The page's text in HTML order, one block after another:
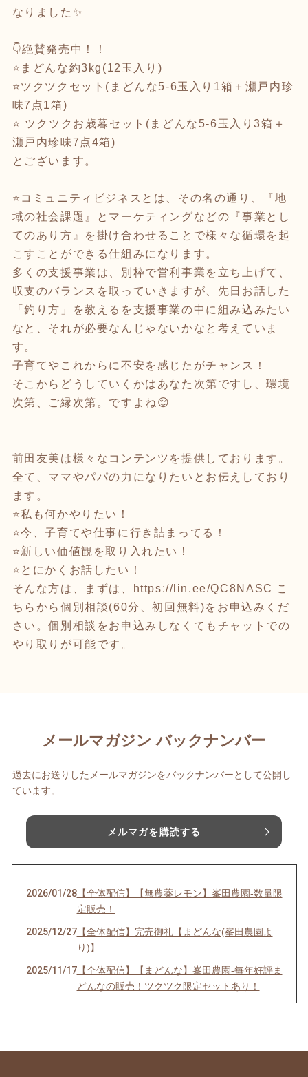
なりました✨
👇絶賛発売中！！
⭐️まどんな約3kg(12玉入り)
⭐️ツクツクセット(まどんな5-6玉入り1箱＋瀬戸内珍
味7点1箱)
⭐️ ツクツクお歳暮セット(まどんな5-6玉入り3箱＋
瀬戸内珍味7点4箱)
とございます。
⭐️コミュニティビジネスとは、その名の通り、『地
域の社会課題』とマーケティングなどの『事業とし
てのあり方』を掛け合わせることで様々な循環を起
こすことができる仕組みになります。
多くの支援事業は、別枠で営利事業を立ち上げて、
収支のバランスを取っていきますが、先日お話した
「釣り方」を教えるを支援事業の中に組み込みたい
なと、それが必要なんじゃないかなと考えていま
す。
子育てやこれからに不安を感じたがチャンス！
そこからどうしていくかはあなた次第ですし、環境
次第、ご縁次第。ですよね😌
前田友美は様々なコンテンツを提供しております。
全て、ママやパパの力になりたいとお伝えしており
ます。
⭐️私も何かやりたい！
⭐️今、子育てや仕事に行き詰まってる！
⭐️新しい価値観を取り入れたい！
⭐️とにかくお話したい！
そんな方は、まずは、
https://lin.ee/QC8NASC こ
ちらから個別相談(60分、初回無料)をお申込みくだ
さい。個別相談をお申込みしなくてもチャットでの
やり取りが可能です。
メールマガジン バックナンバー
過去にお送りしたメールマガジンをバックナンバーとして公開し
ています。
メルマガを購読する
2026/01/28【全体配信】【無農薬レモン】峯田農園-数量限
定販売！
2025/12/27【全体配信】完売御礼【まどんな(峯田農園よ
り)】
2025/11/17【全体配信】【まどんな】峯田農園-毎年好評ま
どんなの販売！ツクツク限定セットあり！